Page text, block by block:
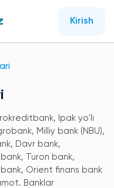
Kirish
Ipak yo'li
Milliy bank (NBU),
Davr bank,
Turon bank,
Orient finans bank
Banklar